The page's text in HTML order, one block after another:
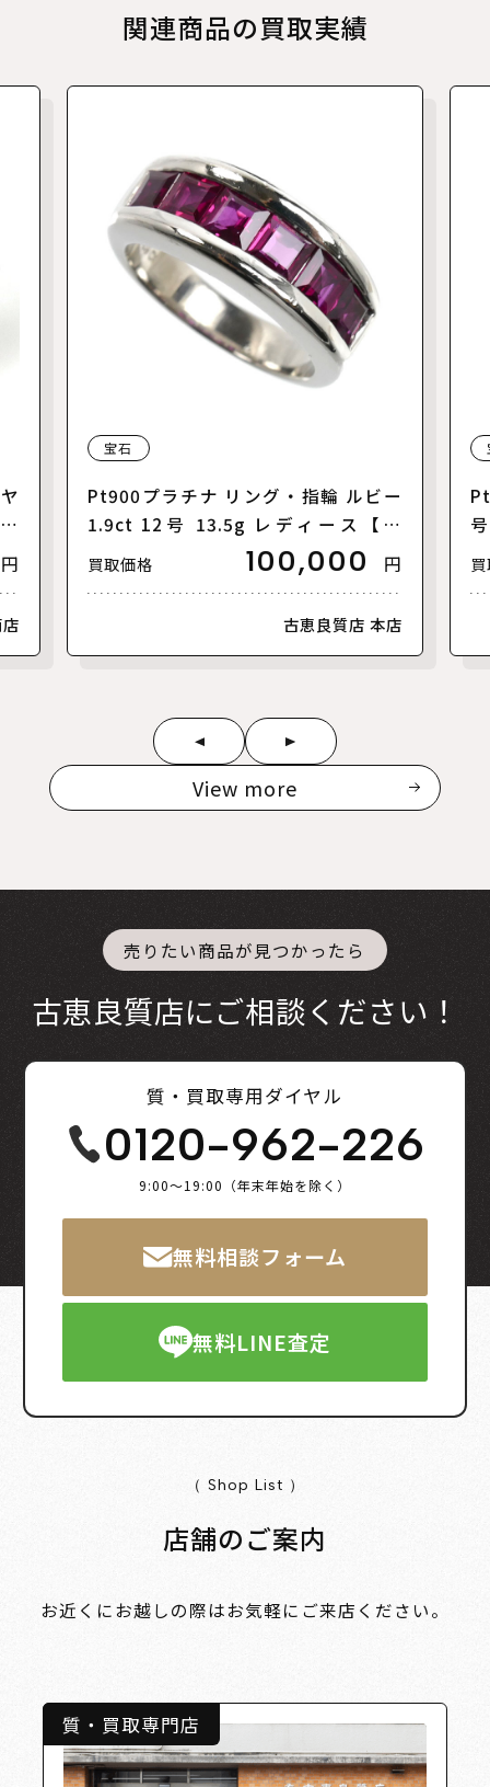
関連商品の買取実績
円
宝石
Pt900プラチナ リング・指輪 ルビー
1.9ct 12号 13.5g レディース【中
古】
買取価格 100,000 円
古恵良質店 本店
View more
売りたい商品が見つかったら
古恵良質店にご相談ください！
質・買取専用ダイヤル
0120-962-226
9:00～19:00（年末年始を除く）
無料相談フォーム
無料LINE査定
（ Shop List ）
店舗のご案内
お近くにお越しの際はお気軽にご来店ください。
質・買取専門店